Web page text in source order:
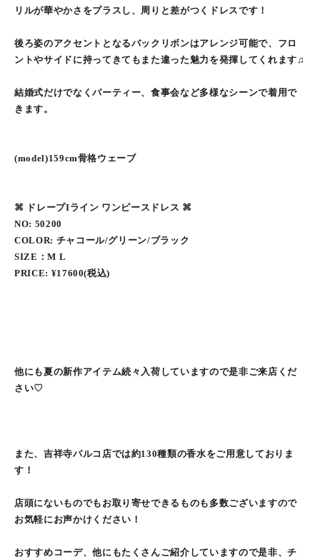
リルが華やかさをプラスし、周りと差がつくドレスです！
後ろ姿のアクセントとなるバックリボンはアレンジ可能で、フロ
ントやサイドに持ってきてもまた違った魅力を発揮してくれます♫
結婚式だけでなくパーティー、食事会など多様なシーンで着用で
きます。
(model)159cm骨格ウェーブ
⌘ ドレープIライン ワンピースドレス ⌘
NO: 50200
COLOR: チャコール/グリーン/ブラック
SIZE：M L
PRICE: ¥17600(税込)
他にも夏の新作アイテム続々入荷していますので是非ご来店くだ
さい♡
また、吉祥寺パルコ店では約130種類の香水をご用意しておりま
す！
店頭にないものでもお取り寄せできるものも多数ございますので
お気軽にお声かけください！
おすすめコーデ、他にもたくさんご紹介していますので是非、チ